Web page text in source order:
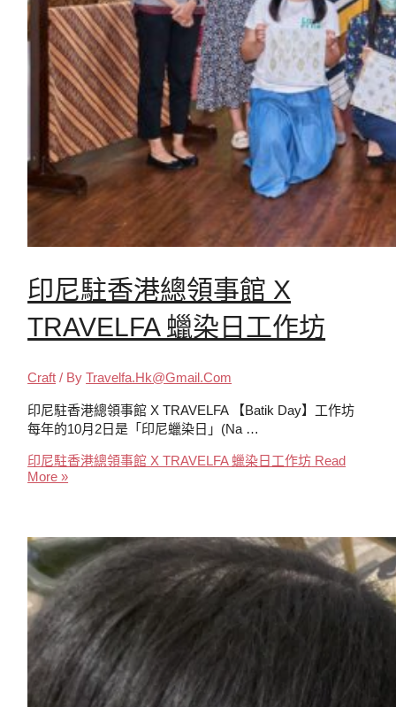
印尼駐香港總領事館 X
TRAVELFA 蠟染日工作坊
Craft / ByTravelfa.hk@gmail.com
印尼駐香港總領事館 X TRAVELFA 【Batik Day】工作坊
每年的10月2日是「印尼蠟染日」(Na …
印尼駐香港總領事館 X TRAVELFA 蠟染日工作坊 Read
More »